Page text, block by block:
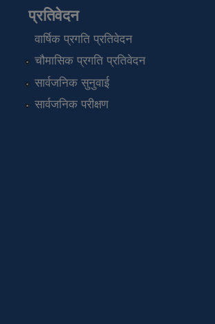
प्रतिवेदन
वार्षिक प्रगति प्रतिवेदन
चौमासिक प्रगति प्रतिवेदन
सार्वजनिक सुनुवाई
सार्वजनिक परीक्षण